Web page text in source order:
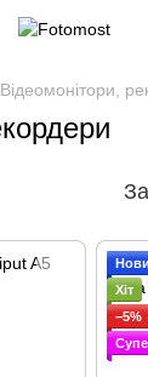
Відеомонітори,
Хіт
−5%